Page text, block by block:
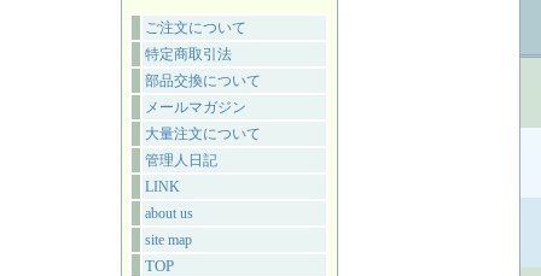
ご注文について
特定商取引法
部品交換について
メールマガジン
大量注文について
管理人日記
LINK
about us
site map
TOP